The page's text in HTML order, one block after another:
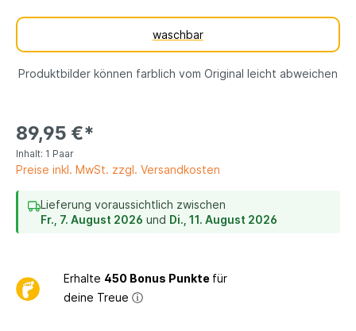
waschbar
Produktbilder können farblich vom Original leicht abweichen
89,95 €*
Inhalt: 1 Paar
Preise inkl. MwSt. zzgl. Versandkosten
Lieferung voraussichtlich zwischen
Fr., 7. August 2026 und Di., 11. August 2026
Erhalte 450 Bonus Punkte für
deine Treue ⓘ